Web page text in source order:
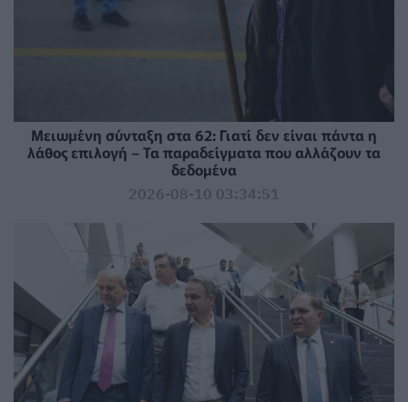
Μειωμένη σύνταξη στα 62: Γιατί δεν είναι πάντα η
λάθος επιλογή – Τα παραδείγματα που αλλάζουν τα
δεδομένα
2026-08-10 03:34:51